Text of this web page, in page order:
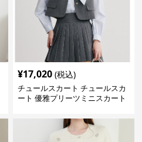
¥17,020 (税込)
チュールスカート チュールスカ
ート 優雅プリーツミニスカート